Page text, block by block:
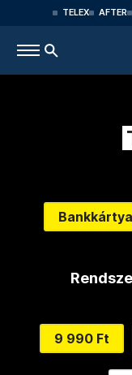
TELEX AFTER
Bankkártya
9 990 Ft